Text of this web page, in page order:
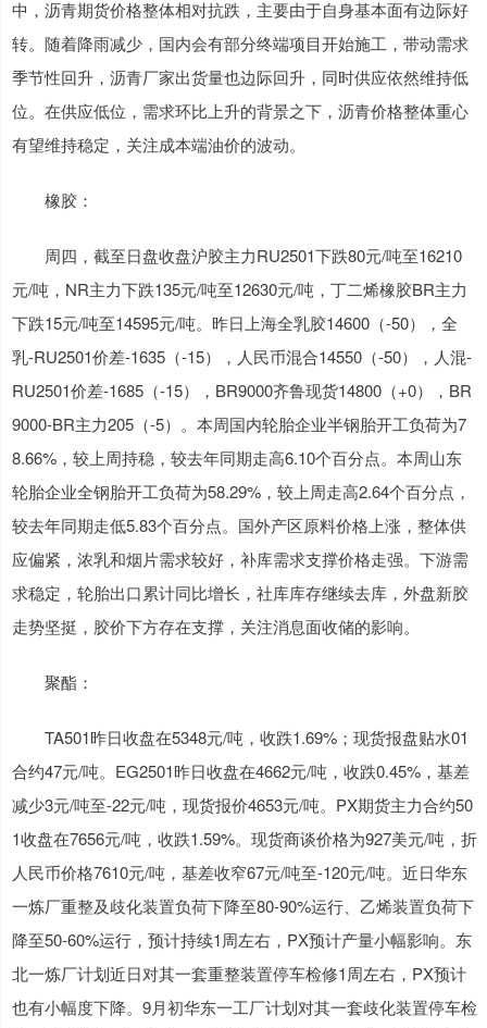
中，沥青期货价格整体相对抗跌，主要由于自身基本面有边际好
转。随着降雨减少，国内会有部分终端项目开始施工，带动需求
季节性回升，沥青厂家出货量也边际回升，同时供应依然维持低
位。在供应低位，需求环比上升的背景之下，沥青价格整体重心
有望维持稳定，关注成本端油价的波动。
橡胶：
周四，截至日盘收盘沪胶主力RU2501下跌80元/吨至16210
元/吨，NR主力下跌135元/吨至12630元/吨，丁二烯橡胶BR主力
下跌15元/吨至14595元/吨。昨日上海全乳胶14600（-50），全
乳-RU2501价差-1635（-15），人民币混合14550（-50），人混-
RU2501价差-1685（-15），BR9000齐鲁现货14800（+0），BR
9000-BR主力205（-5）。本周国内轮胎企业半钢胎开工负荷为7
8.66%，较上周持稳，较去年同期走高6.10个百分点。本周山东
轮胎企业全钢胎开工负荷为58.29%，较上周走高2.64个百分点，
较去年同期走低5.83个百分点。国外产区原料价格上涨，整体供
应偏紧，浓乳和烟片需求较好，补库需求支撑价格走强。下游需
求稳定，轮胎出口累计同比增长，社库库存继续去库，外盘新胶
走势坚挺，胶价下方存在支撑，关注消息面收储的影响。
聚酯：
TA501昨日收盘在5348元/吨，收跌1.69%；现货报盘贴水01
合约47元/吨。EG2501昨日收盘在4662元/吨，收跌0.45%，基差
减少3元/吨至-22元/吨，现货报价4653元/吨。PX期货主力合约50
1收盘在7656元/吨，收跌1.59%。现货商谈价格为927美元/吨，折
人民币价格7610元/吨，基差收窄67元/吨至-120元/吨。近日华东
一炼厂重整及歧化装置负荷下降至80-90%运行、乙烯装置负荷下
降至50-60%运行，预计持续1周左右，PX预计产量小幅影响。东
北一炼厂计划近日对其一套重整装置停车检修1周左右，PX预计
也有小幅度下降。9月初华东一工厂计划对其一套歧化装置停车检